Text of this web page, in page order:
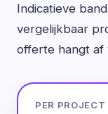
Indicatieve
vergelijkbaar
offerte hangt af
PER PROJECT